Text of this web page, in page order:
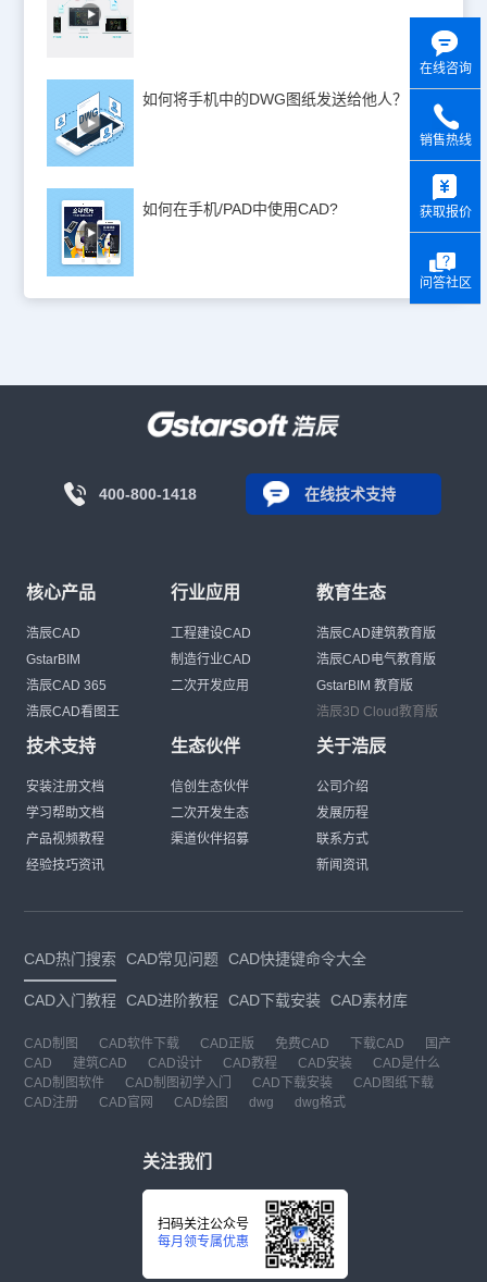
如何将手机中的DWG图纸发送给他人？
如何在手机/PAD中使用CAD?
400-800-1418 在线技术支持
核心产品
浩辰CAD
GstarBIM
浩辰CAD 365
浩辰CAD看图王
行业应用
工程建设CAD
制造行业CAD
二次开发应用
教育生态
浩辰CAD建筑教育版
浩辰CAD电气教育版
GstarBIM 教育版
浩辰3D Cloud教育版
技术支持
安装注册文档
学习帮助文档
产品视频教程
经验技巧资讯
生态伙伴
信创生态伙伴
二次开发生态
渠道伙伴招募
关于浩辰
公司介绍
发展历程
联系方式
新闻资讯
CAD热门搜索 CAD常见问题 CAD快捷键命令大全
CAD入门教程 CAD进阶教程 CAD下载安装 CAD素材库
CAD制图 CAD软件下载 CAD正版 免费CAD 下载CAD
国产
CAD
建筑CAD CAD设计 CAD教程 CAD安装
CAD是什么
CAD制图软件
CAD制图初学入门 CAD下载安装
CAD图纸下载
CAD注册
CAD官网 CAD绘图 dwg dwg格式
关注我们
扫码关注公众号
每月领专属优惠
在线咨询
销售热线
获取报价
问答社区